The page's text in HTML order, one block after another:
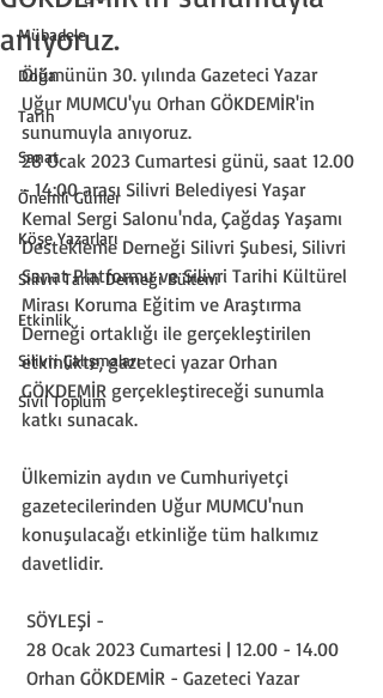
Mübadele
Doğa
Tarih
Sanat
Önemli Günler
Köşe Yazarları
Silivri Tarih Derneği Bülteni
Etkinlik
Silivri Çalışmaları
Sivil Toplum
anıyoruz.
Ölümünün 30. yılında Gazeteci Yazar
Uğur MUMCU'yu Orhan GÖKDEMİR'in
sunumuyla anıyoruz.
28 Ocak 2023 Cumartesi günü, saat 12.00
- 14:00 arası Silivri Belediyesi Yaşar
Kemal Sergi Salonu'nda, Çağdaş Yaşamı
Destekleme Derneği Silivri Şubesi, Silivri
Sanat Platformu ve Silivri Tarihi Kültürel
Mirası Koruma Eğitim ve Araştırma
Derneği ortaklığı ile gerçekleştirilen
etkinlikte, gazeteci yazar Orhan
GÖKDEMİR gerçekleştireceği sunumla
katkı sunacak.
Ülkemizin aydın ve Cumhuriyetçi
gazetecilerinden Uğur MUMCU'nun
konuşulacağı etkinliğe tüm halkımız
davetlidir.
SÖYLEŞİ -
28 Ocak 2023 Cumartesi | 12.00 - 14.00
Orhan GÖKDEMİR - Gazeteci Yazar